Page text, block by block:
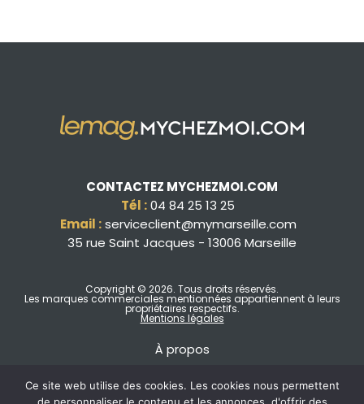
CONTACTEZ MYCHEZMOI.COM
Tél :04 84 25 13 25
Email : serviceclient@mymarseille.com
35 rue Saint Jacques - 13006 Marseille
Copyright © 2026. Tous droits réservés.
Les marques commerciales mentionnées appartiennent à leurs
propriétaires respectifs.
Mentions légales
À propos
Ce site web utilise des cookies. Les cookies nous permettent